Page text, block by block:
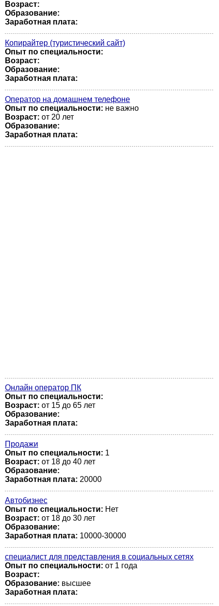
Возраст:
Образование:
Заработная плата:
Копирайтер (туристический сайт)
Опыт по специальности:
Возраст:
Образование:
Заработная плата:
Оператор на домашнем телефоне
Опыт по специальности: не важно
Возраст: от 20 лет
Образование:
Заработная плата:
Онлайн оператор ПК
Опыт по специальности:
Возраст: от 15 до 65 лет
Образование:
Заработная плата:
Продажи
Опыт по специальности: 1
Возраст: от 18 до 40 лет
Образование:
Заработная плата: 20000
Автобизнес
Опыт по специальности: Нет
Возраст: от 18 до 30 лет
Образование:
Заработная плата: 10000-30000
специалист для представления в социальных сетях
Опыт по специальности: от 1 года
Возраст:
Образование: высшее
Заработная плата: